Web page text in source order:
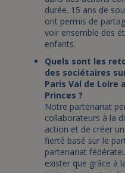
durée. 15 ans de
ont permis de
voir ensemble des
enfants.
Quels sont les
des sociétaires
Paris Val de Loire
Princes ?
Notre partenariat
collaborateurs à la
action et de créer
fierté basé sur le
partenariat
exister que grâce à